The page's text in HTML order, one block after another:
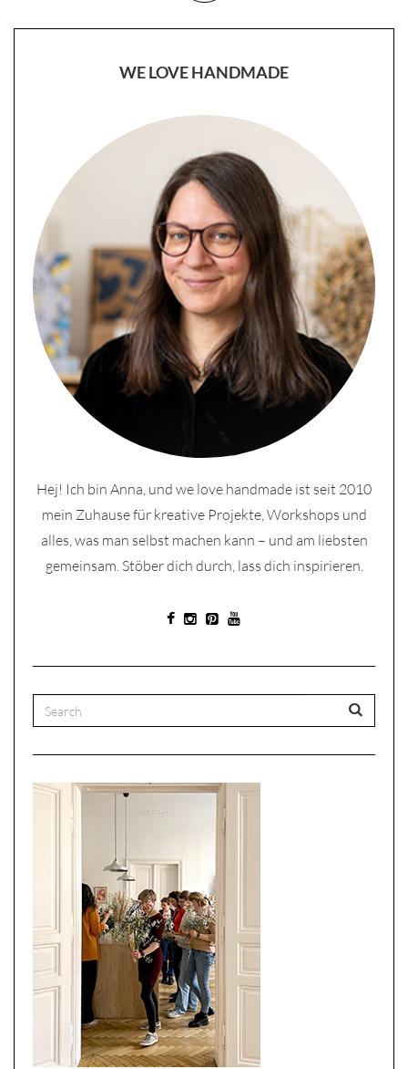
WE LOVE HANDMADE
Hej! Ich bin Anna, und we love handmade ist seit 2010
mein Zuhause für kreative Projekte, Workshops und
alles, was man selbst machen kann – und am liebsten
gemeinsam. Stöber dich durch, lass dich inspirieren.